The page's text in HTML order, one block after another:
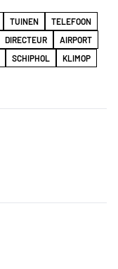
TUINEN
TELEFOON
DIRECTEUR
AIRPORT
SCHIPHOL
KLIMOP